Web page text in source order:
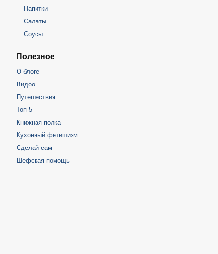
Напитки
Салаты
Соусы
Полезное
О блоге
Видео
Путешествия
Топ-5
Книжная полка
Кухонный фетишизм
Сделай сам
Шефская помощь